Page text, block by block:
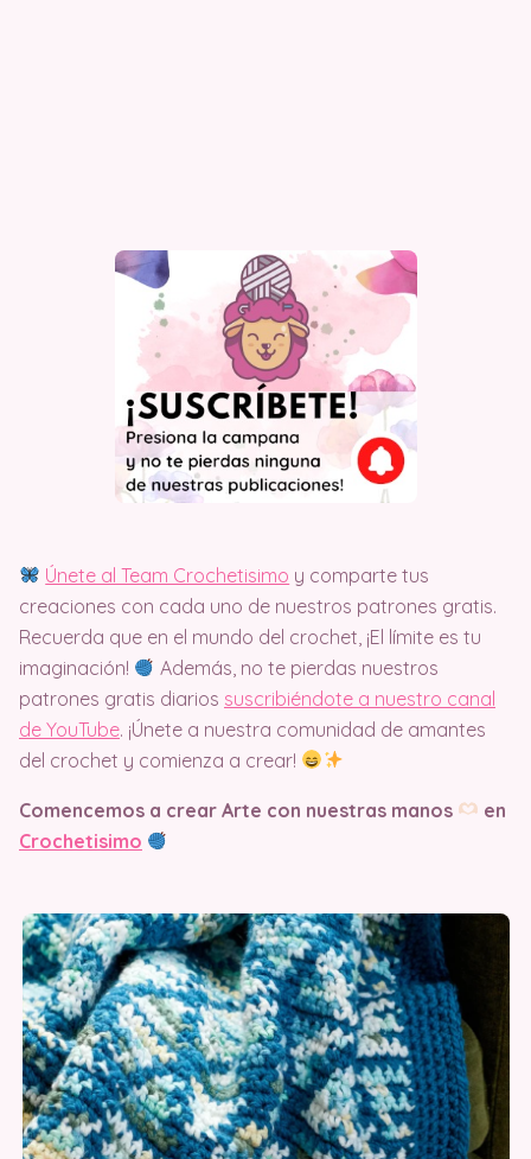
Únete al Team Crochetisimo y comparte tus
creaciones con cada uno de nuestros patrones gratis.
Recuerda que en el mundo del crochet, ¡El límite es tu
imaginación!
Además, no te pierdas nuestros
patrones gratis diarios suscribiéndote a nuestro canal
de YouTube. ¡Únete a nuestra comunidad de amantes
del crochet y comienza a crear!
Comencemos a crear Arte con nuestras manos
en
Crochetisimo